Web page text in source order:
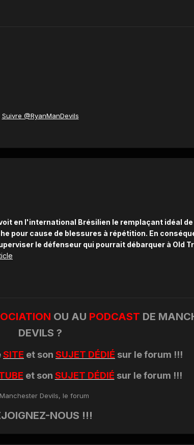
Suivre @RyanManDevils
en l'international Brésilien le remplaçant idéal de
pour cause de blessures à répétition. En
le défenseur qui pourrait débarquer à Old
OU AU PODCAST DE
DEVILS ?
SITE et son SUJET DÉDIÉ sur le forum !!!
et son SUJET DÉDIÉ sur le forum !!!
NOUS !!!